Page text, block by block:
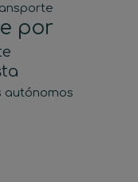
por
autónomos